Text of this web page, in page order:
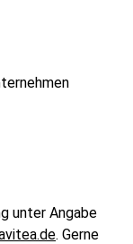
unter Angabe
. Gerne